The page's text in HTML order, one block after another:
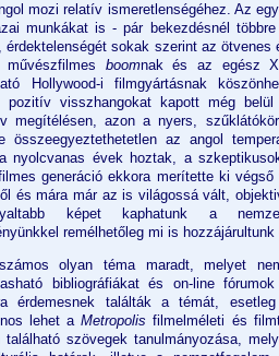
mozi relatív ismeretlenségéhez. Az
munkákat is - pár bekezdésnél
érdektelenségét sokak szerint az ötvenes
művészfilmes boomnak és az egész
Hollywood-i filmgyártásnak
pozitív visszhangokat kapott még
megítélésen, azon a nyers,
összeegyeztethetetlen az angol
nyolcvanas évek hoztak, a
generáció ekkora merítette ki
és mára már az is világossá vált,
képet kaphatunk a
remélhetőleg mi is
olyan téma maradt, melyet
bibliográfiákat és on-line
érdemesnek találták a témát,
lehet aMetropolis filmelméleti és
szövegek tanulmányozása,